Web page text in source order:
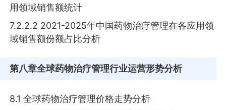
用领域销售额统计
7.2.2.2 2021-2025年中国药物治疗管理在各应用领
域销售额份额占比分析
第八章全球药物治疗管理行业运营形势分析
8.1 全球药物治疗管理价格走势分析